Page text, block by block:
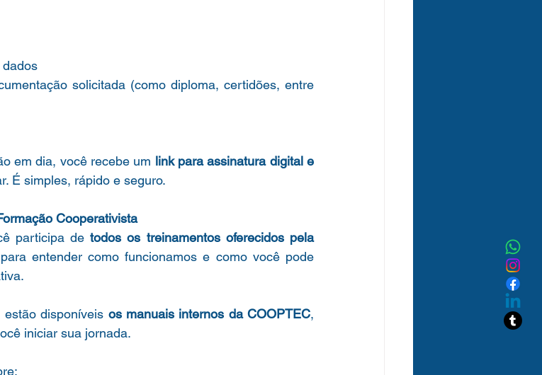
solicitada (como diploma, certidões, entre
em dia, você recebe um link para assinatura digital e
É simples, rápido e seguro.
Cooperativista
participa de todos os treinamentos oferecidos pela
entender como funcionamos e como você pode
disponíveis os manuais internos da COOPTEC,
iniciar sua jornada.